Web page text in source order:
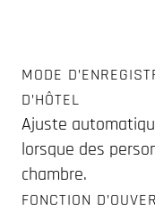
MODE
D’HÔTEL
Ajuste
lorsque des
chambre.
FONCTION